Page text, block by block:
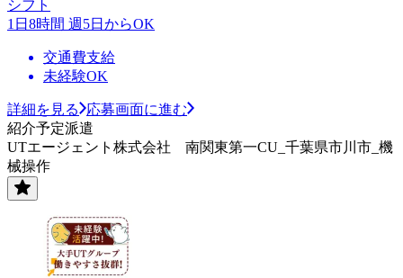
シフト
1日8時間 週5日からOK
交通費支給
未経験OK
詳細を見る
応募画面に進む
紹介予定派遣
UTエージェント株式会社 南関東第一CU_千葉県市川市_機
械操作